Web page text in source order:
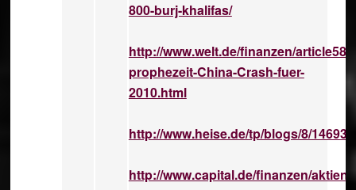
800-burj-khalifas/
http://www.welt.de/finanzen/
prophezeit-China-Crash-fuer-
2010.html
http://www.heise.de/tp/blogs/8/146931
http://www.capital.de/finanzen/